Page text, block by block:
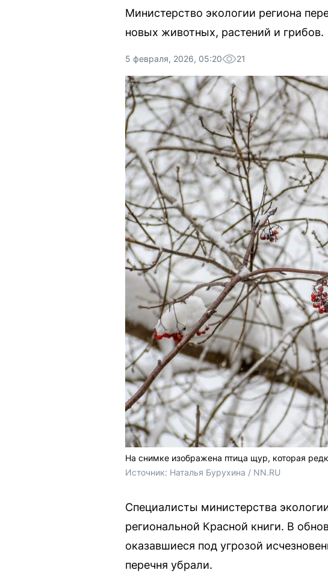
Министерство экологии региона
новых животных, растений и грибов.
5 февраля, 2026, 05:20 21
На снимке изображена птица щур, которая
Источник: Наталья Бурухина / NN.RU
Специалисты министерства
региональной Красной книги. В
оказавшиеся под угрозой
перечня убрали.